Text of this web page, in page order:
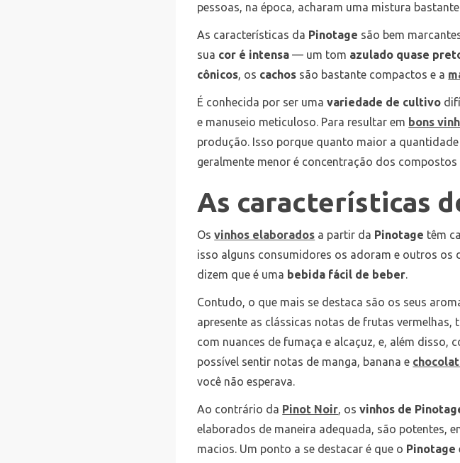
pessoas, na época, acharam uma mistura
As características da Pinotage são bem
sua cor é intensa — um tom azulado quase
cônicos, os cachos são bastante compactos e a
É conhecida por ser umavariedade de cultivo
e manuseio meticuloso. Para resultar em bons
produção. Isso porque quanto maior a
geralmente menor é concentração dos compostos
As características
Osvinhos elaborados a partir da Pinotage têm
isso alguns consumidores os adoram e outros os
dizem que é uma bebida fácil de beber.
Contudo, o que mais se destaca são os seus
apresente as clássicas notas de frutas
com nuances de fumaça e alcaçuz, e, além disso,
possível sentir notas de manga, banana e
você não esperava.
Ao contrário da Pinot Noir, osvinhos de
elaborados de maneira adequada, são potentes,
macios. Um ponto a se destacar é que o Pinotage